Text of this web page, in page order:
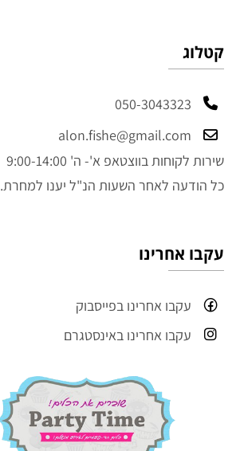
קטלוג
050-3043323
alon.fishe@gmail.com
שירות לקוחות בווצטאפ א'- ה' 9:00-14:00
כל הודעה לאחר השעות הנ"ל יענו למחרת.
עקבו אחרינו
עקבו אחרינו בפייסבוק
עקבו אחרינו באינסטגרם